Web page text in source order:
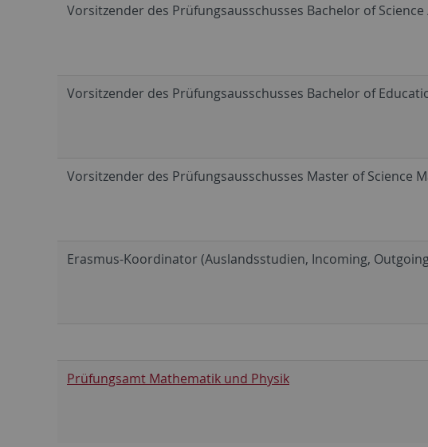
Vorsitzender des Prüfungsausschusses Bachelor of
Vorsitzender des Prüfungsausschusses Bachelor of
Vorsitzender des Prüfungsausschusses Master of Science
Erasmus-Koordinator (Auslandsstudien, Incoming,
Prüfungsamt Mathematik und Physik